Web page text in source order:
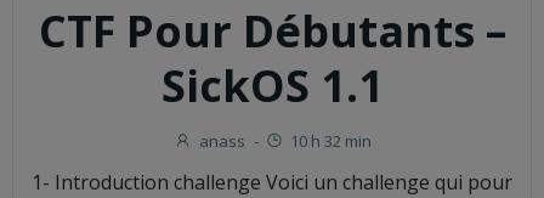
CTF Pour Débutants –
SickOS 1.1
anass - 10 h 32 min
1- Introduction challenge Voici un challenge qui pour